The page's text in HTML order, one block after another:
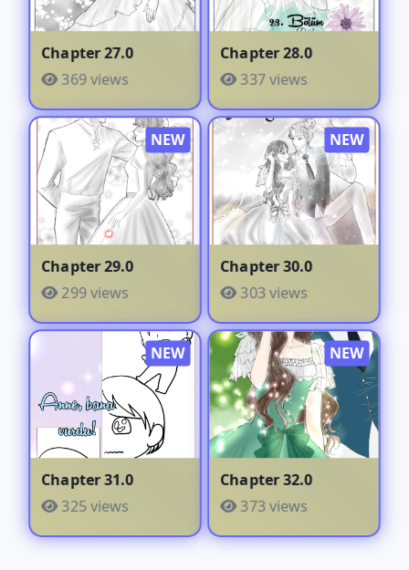
Chapter 27.0
369 views
Chapter 28.0
337 views
Chapter 29.0
299 views
Chapter 30.0
303 views
Chapter 31.0
325 views
Chapter 32.0
373 views